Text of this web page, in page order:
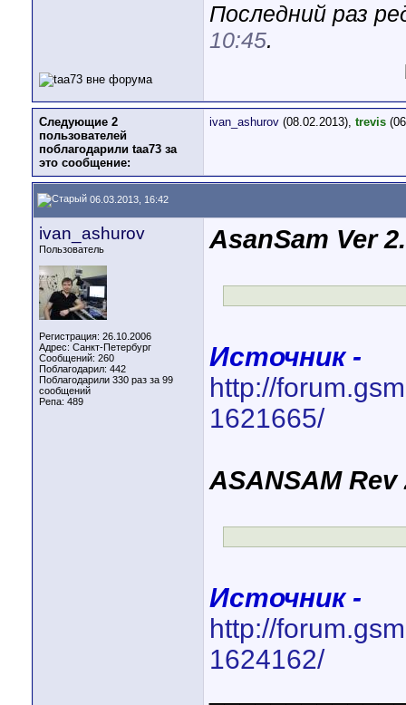
Последний раз
10:45.
Следующие 2
пользователей
поблагодарили taa73 за
это сообщение:
ivan_ashurov (08.02.2013), trevis
06.03.2013, 16:42
ivan_ashurov
Пользователь
Регистрация: 26.10.2006
Адрес: Санкт-Петербург
Сообщений: 260
Поблагодарил: 442
Поблагодарили 330 раз за 99
сообщений
Репа: 489
AsanSam Ver
Источник -
http://
1621665/
ASANSAM Rev
Источник -
http://
1624162/